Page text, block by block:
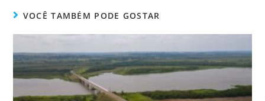
VOCÊ TAMBÉM PODE GOSTAR